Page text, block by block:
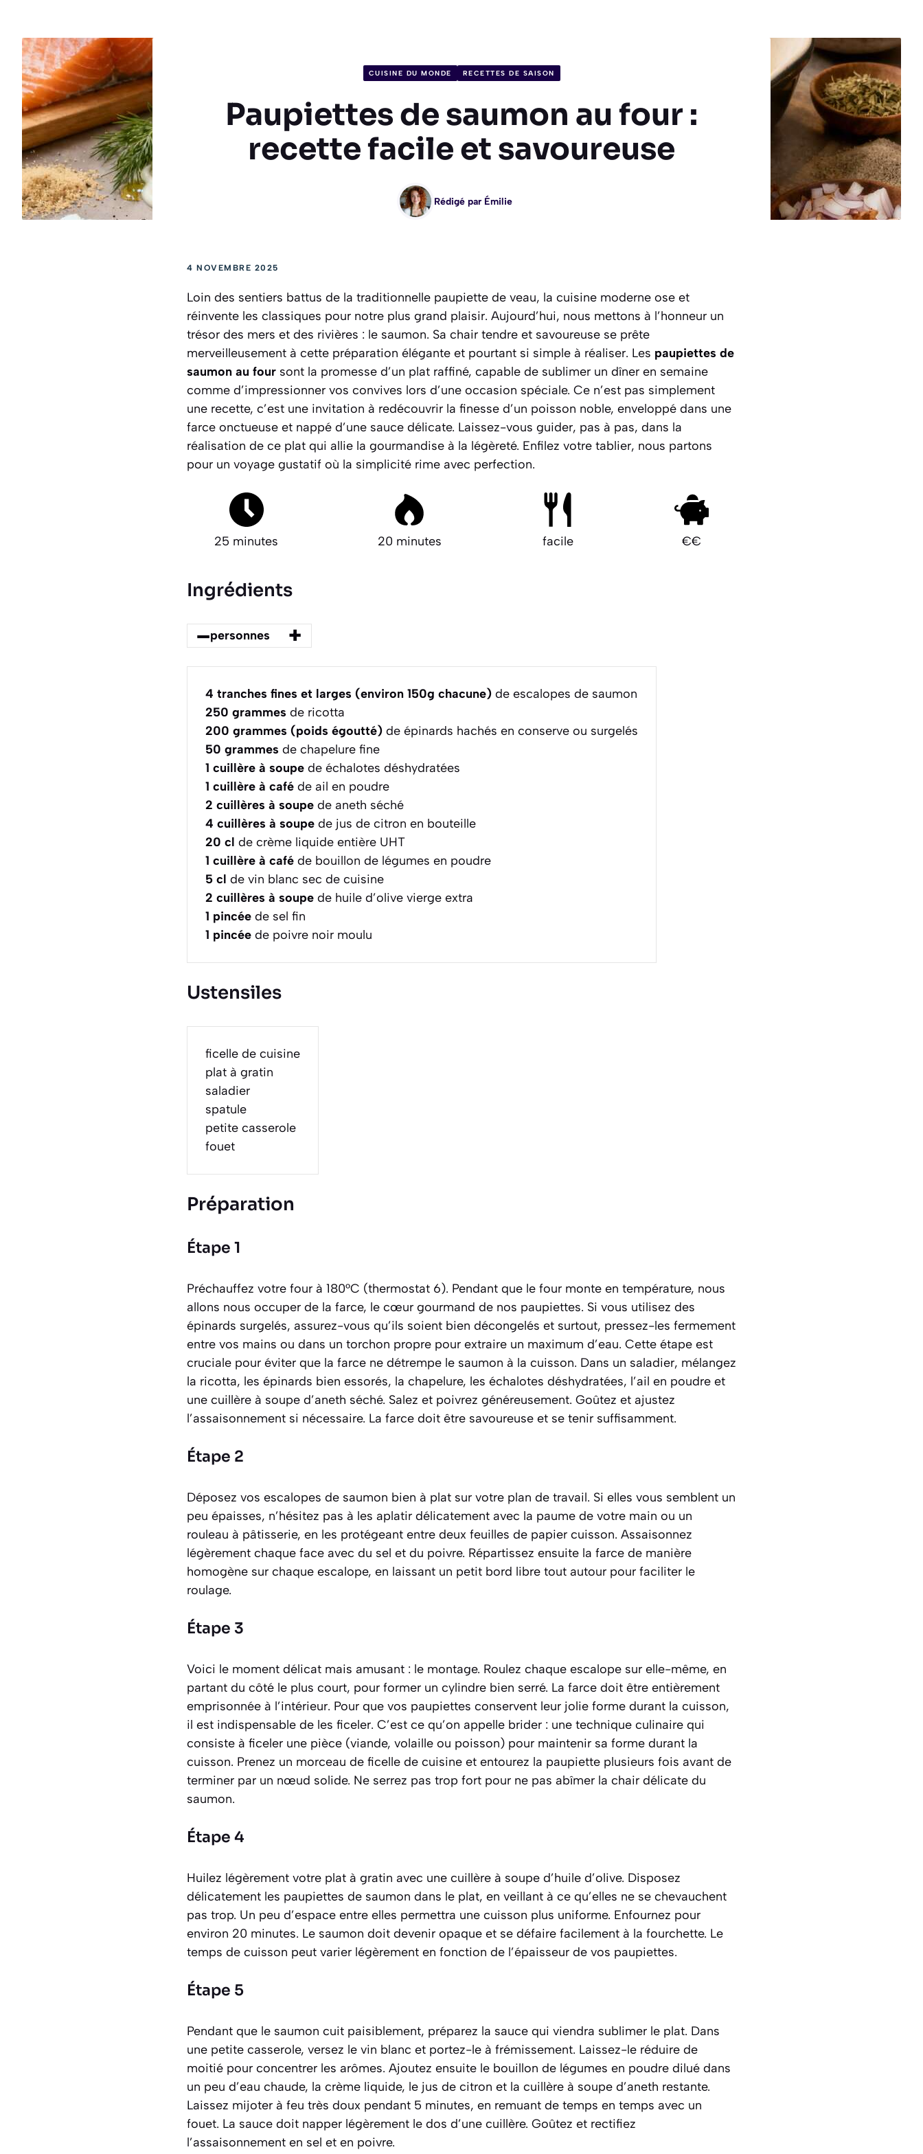
CUISINE DU MONDE RECETTES DE SAISON
Paupiettes de saumon au four :
recette facile et savoureuse
Rédigé par Émilie
4 NOVEMBRE 2025
Loin des sentiers battus de la traditionnelle paupiette de veau, la cuisine moderne ose et
réinvente les classiques pour notre plus grand plaisir. Aujourd’hui, nous mettons à l’honneur un
trésor des mers et des rivières : le saumon. Sa chair tendre et savoureuse se prête
merveilleusement à cette préparation élégante et pourtant si simple à réaliser. Les paupiettes de
saumon au four sont la promesse d’un plat raffiné, capable de sublimer un dîner en semaine
comme d’impressionner vos convives lors d’une occasion spéciale. Ce n’est pas simplement
une recette, c’est une invitation à redécouvrir la finesse d’un poisson noble, enveloppé dans une
farce onctueuse et nappé d’une sauce délicate. Laissez-vous guider, pas à pas, dans la
réalisation de ce plat qui allie la gourmandise à la légèreté. Enfilez votre tablier, nous partons
pour un voyage gustatif où la simplicité rime avec perfection.
25 minutes 20 minutes facile €€
Ingrédients
–personnes +
4 tranches fines et larges (environ 150g chacune) de escalopes de saumon
250 grammes de ricotta
200 grammes (poids égoutté) de épinards hachés en conserve ou surgelés
50 grammes de chapelure fine
1 cuillère à soupe de échalotes déshydratées
1 cuillère à café de ail en poudre
2 cuillères à soupe de aneth séché
4 cuillères à soupe de jus de citron en bouteille
20 cl de crème liquide entière UHT
1 cuillère à café de bouillon de légumes en poudre
5 cl de vin blanc sec de cuisine
2 cuillères à soupe de huile d’olive vierge extra
1 pincée de sel fin
1 pincée de poivre noir moulu
Ustensiles
ficelle de cuisine
plat à gratin
saladier
spatule
petite casserole
fouet
Préparation
Étape 1
Préchauffez votre four à 180°C (thermostat 6). Pendant que le four monte en température, nous
allons nous occuper de la farce, le cœur gourmand de nos paupiettes. Si vous utilisez des
épinards surgelés, assurez-vous qu’ils soient bien décongelés et surtout, pressez-les fermement
entre vos mains ou dans un torchon propre pour extraire un maximum d’eau. Cette étape est
cruciale pour éviter que la farce ne détrempe le saumon à la cuisson. Dans un saladier, mélangez
la ricotta, les épinards bien essorés, la chapelure, les échalotes déshydratées, l’ail en poudre et
une cuillère à soupe d’aneth séché. Salez et poivrez généreusement. Goûtez et ajustez
l’assaisonnement si nécessaire. La farce doit être savoureuse et se tenir suffisamment.
Étape 2
Déposez vos escalopes de saumon bien à plat sur votre plan de travail. Si elles vous semblent un
peu épaisses, n’hésitez pas à les aplatir délicatement avec la paume de votre main ou un
rouleau à pâtisserie, en les protégeant entre deux feuilles de papier cuisson. Assaisonnez
légèrement chaque face avec du sel et du poivre. Répartissez ensuite la farce de manière
homogène sur chaque escalope, en laissant un petit bord libre tout autour pour faciliter le
roulage.
Étape 3
Voici le moment délicat mais amusant : le montage. Roulez chaque escalope sur elle-même, en
partant du côté le plus court, pour former un cylindre bien serré. La farce doit être entièrement
emprisonnée à l’intérieur. Pour que vos paupiettes conservent leur jolie forme durant la cuisson,
il est indispensable de les ficeler. C’est ce qu’on appelle brider : une technique culinaire qui
consiste à ficeler une pièce (viande, volaille ou poisson) pour maintenir sa forme durant la
cuisson. Prenez un morceau de ficelle de cuisine et entourez la paupiette plusieurs fois avant de
terminer par un nœud solide. Ne serrez pas trop fort pour ne pas abîmer la chair délicate du
saumon.
Étape 4
Huilez légèrement votre plat à gratin avec une cuillère à soupe d’huile d’olive. Disposez
délicatement les paupiettes de saumon dans le plat, en veillant à ce qu’elles ne se chevauchent
pas trop. Un peu d’espace entre elles permettra une cuisson plus uniforme. Enfournez pour
environ 20 minutes. Le saumon doit devenir opaque et se défaire facilement à la fourchette. Le
temps de cuisson peut varier légèrement en fonction de l’épaisseur de vos paupiettes.
Étape 5
Pendant que le saumon cuit paisiblement, préparez la sauce qui viendra sublimer le plat. Dans
une petite casserole, versez le vin blanc et portez-le à frémissement. Laissez-le réduire de
moitié pour concentrer les arômes. Ajoutez ensuite le bouillon de légumes en poudre dilué dans
un peu d’eau chaude, la crème liquide, le jus de citron et la cuillère à soupe d’aneth restante.
Laissez mijoter à feu très doux pendant 5 minutes, en remuant de temps en temps avec un
fouet. La sauce doit napper légèrement le dos d’une cuillère. Goûtez et rectifiez
l’assaisonnement en sel et en poivre.